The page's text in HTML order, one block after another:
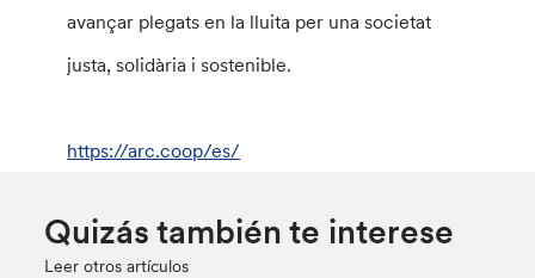
avançar plegats en la lluita per una societat
justa, solidària i sostenible.
https://arc.coop/es/
Quizás también te interese
Leer otros artículos